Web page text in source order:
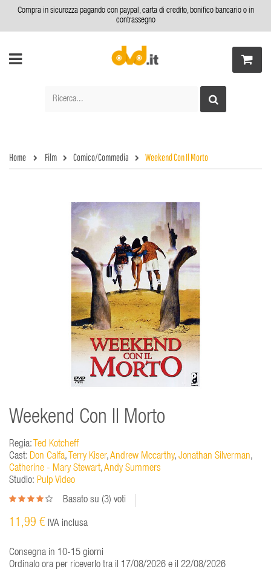
Compra in sicurezza pagando con paypal, carta di credito, bonifico bancario o in
contrassegno
Home Film Comico/Commedia Weekend Con Il Morto
Weekend Con Il Morto
Regia: Ted Kotcheff
Cast: Don Calfa, Terry Kiser,Andrew Mccarthy, Jonathan Silverman,
Catherine - Mary Stewart,Andy Summers
Studio: Pulp Video
Basato su (3) voti
11,99 € IVA inclusa
Consegna in 10-15 giorni
Ordinalo ora per riceverlo tra il 17/08/2026 e il 22/08/2026